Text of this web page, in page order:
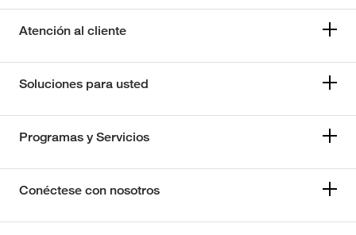
Atención al cliente
Soluciones para usted
Programas y Servicios
Conéctese con nosotros